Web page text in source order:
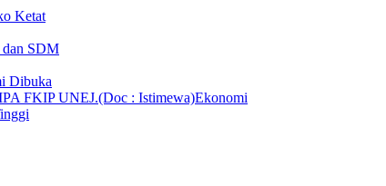
Ketat
SDM
Dibuka
Ekonomi